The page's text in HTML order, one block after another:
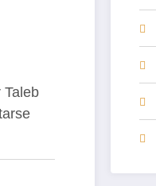
Taleb